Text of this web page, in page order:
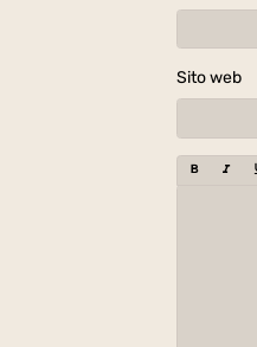
Sito web